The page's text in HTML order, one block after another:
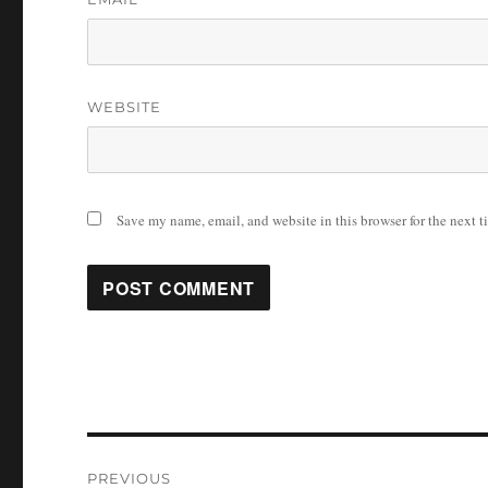
WEBSITE
Save my name, email, and website in this browser for the next
PREVIOUS